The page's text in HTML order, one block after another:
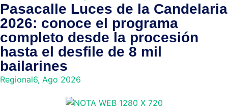
Pasacalle Luces de la Candelaria
2026: conoce el programa
completo desde la procesión
hasta el desfile de 8 mil
bailarines
Regional6, Ago 2026